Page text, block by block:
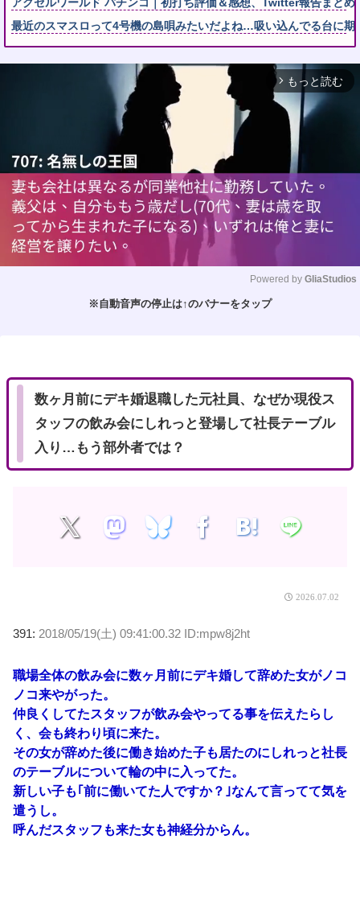
最近のスマスロって4号機の島唄みたいだよね…吸い込んでる台に期
arrow_forward_ios もっと読む
Powered by GliaStudios
※自動音声の停止は↑のバナーをタップ
数ヶ月前にデキ婚退職した元社員、なぜか現役ス
タッフの飲み会にしれっと登場して社長テーブル
入り…もう部外者では？
2026.07.02
391: 2018/05/19(土) 09:41:00.32 ID:mpw8j2ht
職場全体の飲み会に数ヶ月前にデキ婚して辞めた女がノコ
ノコ来やがった。
仲良くしてたスタッフが飲み会やってる事を伝えたらし
く、会も終わり頃に来た。
その女が辞めた後に働き始めた子も居たのにしれっと社長
のテーブルについて輪の中に入ってた。
新しい子も｢前に働いてた人ですか？｣なんて言ってて気を
遣うし。
呼んだスタッフも来た女も神経分からん。